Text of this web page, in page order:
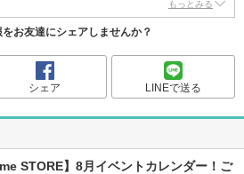
もっとみる
お友達にシェアしませんか？
シェア LINEで送る
STORE】8月イベントカレンダー！ご